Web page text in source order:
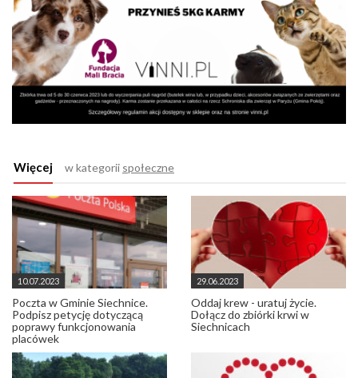
Więcej w kategorii społeczne
10.07.2023
Poczta w Gminie Siechnice.
Podpisz petycję dotyczącą
poprawy funkcjonowania
placówek
29.06.2023
Oddaj krew - uratuj życie.
Dołącz do zbiórki krwi w
Siechnicach